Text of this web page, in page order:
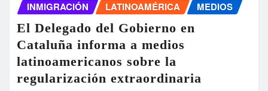
INMIGRACIÓN
LATINOAMÉRICA MEDIOS
El Delegado del Gobierno en
Cataluña informa a medios
latinoamericanos sobre la
regularización extraordinaria